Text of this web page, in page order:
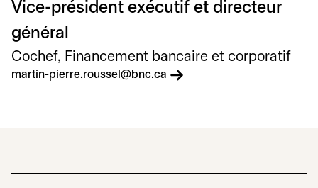
Vice-président exécutif et directeur
général
Cochef, Financement bancaire et corporatif
martin-pierre.roussel@bnc.ca